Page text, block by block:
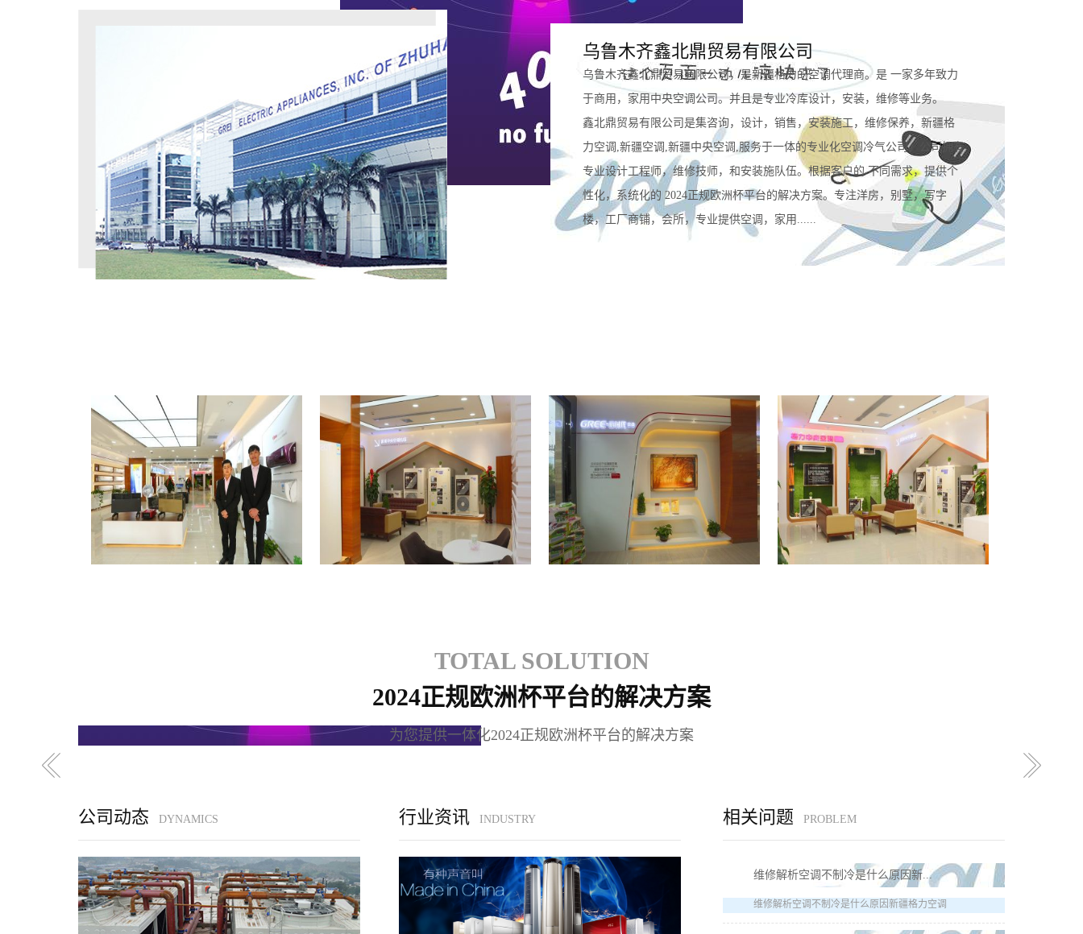
乌鲁木齐鑫北鼎贸易有限公司
乌鲁木齐鑫北鼎贸易有限公司，是新疆格力的空调代理商。是 一家多年致力
于商用，家用中央空调公司。并且是专业冷库设计，安装，维修等业务。
鑫北鼎贸易有限公司是集咨询，设计，销售，安装施工，维修保养，新疆格
力空调,新疆空调,新疆中央空调,服务于一体的专业化空调冷气公司。公司拥有
专业设计工程师，维修技师，和安装施队伍。根据客户的 不同需求，提供个
性化，系统化的 2024正规欧洲杯平台的解决方案。专注洋房，别墅，写字
楼，工厂商铺，会所，专业提供空调，家用......
TOTAL SOLUTION
2024正规欧洲杯平台的解决方案
为您提供一体化2024正规欧洲杯平台的解决方案
公司动态 DYNAMICS 行业资讯 INDUSTRY 相关问题 PROBLEM
维修解析空调不制冷是什么原因新...
维修解析空调不制冷是什么原因新疆格力空调